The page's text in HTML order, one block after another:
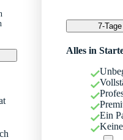
7-
Alles in
Ein